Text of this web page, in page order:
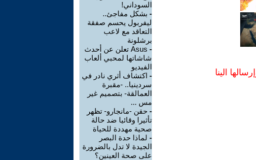
الينا
السوداني!
- بشكل مفاجئ..
ليفربول يحسم صفقة
التعاقد مع لاعب
برشلونة
-
Asus تعلن عن أحدث
شاشاتها لمحبي ألعاب
الفيديو
- اكتشاف أثري نادر في
سردينيا.. -مقبرة
العمالقة- بتصميم غير
مس ...
- حقن -مانجارو- تظهر
تأثيرا وقائيا ضد حالة
صحية مهددة للحياة
- لماذا حدة البصر
الجيدة لا تدل بالضرورة
على صحة العينين؟